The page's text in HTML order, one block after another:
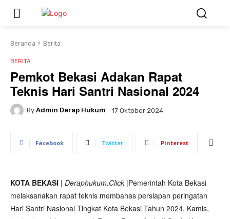
Beranda Berita
BERITA
Pemkot Bekasi Adakan Rapat
Teknis Hari Santri Nasional 2024
By Admin Derap Hukum 17 Oktober 2024
Facebook Twitter Pinterest
KOTA BEKASI | Deraphukum.Click |Pemerintah Kota Bekasi
melaksanakan rapat teknis membahas persiapan peringatan
Hari Santri Nasional Tingkat Kota Bekasi Tahun 2024, Kamis,